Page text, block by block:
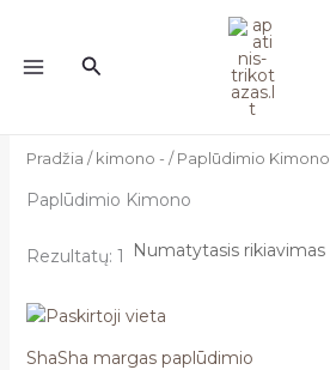
turinio
Paieška
Pradžia / kimono - / Paplūdimio Kimono
Paplūdimio Kimono
Rezultatų: 1
ShaSha margas paplūdimio